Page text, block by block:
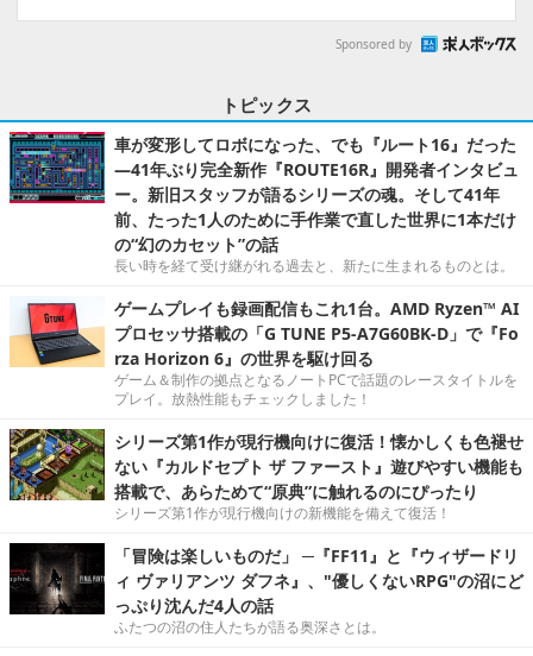
Sponsored by
トピックス
車が変形してロボになった、でも『ルート16』だった
―41年ぶり完全新作『ROUTE16R』開発者インタビュ
ー。新旧スタッフが語るシリーズの魂。そして41年
前、たった1人のために手作業で直した世界に1本だけ
の“幻のカセット”の話
長い時を経て受け継がれる過去と、新たに生まれるものとは。
ゲームプレイも録画配信もこれ1台。AMD Ryzen™ AI
プロセッサ搭載の「G TUNE P5-A7G60BK-D」で『Fo
rza Horizon 6』の世界を駆け回る
ゲーム＆制作の拠点となるノートPCで話題のレースタイトルを
プレイ。放熱性能もチェックしました！
シリーズ第1作が現行機向けに復活！懐かしくも色褪せ
ない『カルドセプト ザ ファースト』遊びやすい機能も
搭載で、あらためて“原典”に触れるのにぴったり
シリーズ第1作が現行機向けの新機能を備えて復活！
「冒険は楽しいものだ」 ─『FF11』と『ウィザードリ
ィ ヴァリアンツ ダフネ』、"優しくないRPG"の沼にど
っぷり沈んだ4人の話
ふたつの沼の住人たちが語る奥深さとは。